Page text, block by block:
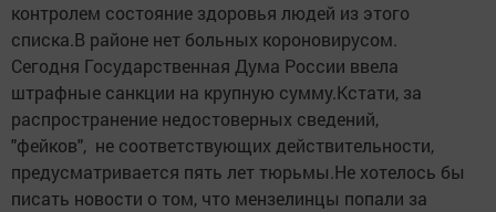
контролем состояние здоровья людей из этого
списка.В районе нет больных короновирусом.
Сегодня Государственная Дума России ввела
штрафные санкции на крупную сумму.Кстати, за
распространение недостоверных сведений,
"фейков", не соответствующих действительности,
предусматривается пять лет тюрьмы.Не хотелось бы
писать новости о том, что мензелинцы попали за